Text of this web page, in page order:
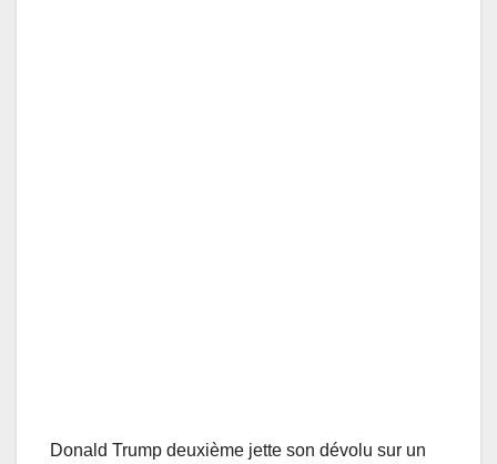
Donald Trump deuxième jette son dévolu sur un